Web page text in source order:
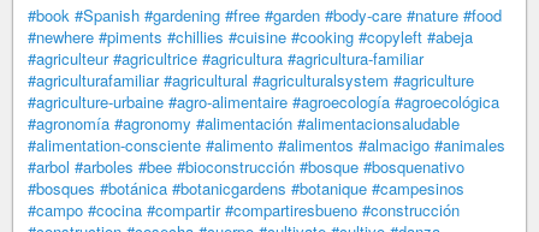
#book #Spanish #gardening #free #garden #body-care #nature #food
#newhere #piments #chillies #cuisine #cooking #copyleft #abeja
#agriculteur #agricultrice #agricultura #agricultura-familiar
#agriculturafamiliar #agricultural #agriculturalsystem #agriculture
#agriculture-urbaine #agro-alimentaire #agroecología #agroecológica
#agronomía #agronomy #alimentación #alimentacionsaludable
#alimentation-consciente #alimento #alimentos #almacigo #animales
#arbol #arboles #bee #bioconstrucción #bosque #bosquenativo
#bosques #botánica #botanicgardens #botanique #campesinos
#campo #cocina #compartir #compartiresbueno #construcción